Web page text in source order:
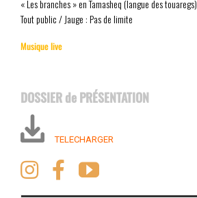
« Les branches » en Tamasheq (langue des touaregs)
Tout public / Jauge : Pas de limite
Musique live
DOSSIER de PRÉSENTATION
TELECHARGER